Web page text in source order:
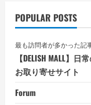
POPULAR POSTS
最も訪問者が多かった記
【DELISH MALL】
お取り寄せサイト
Forum